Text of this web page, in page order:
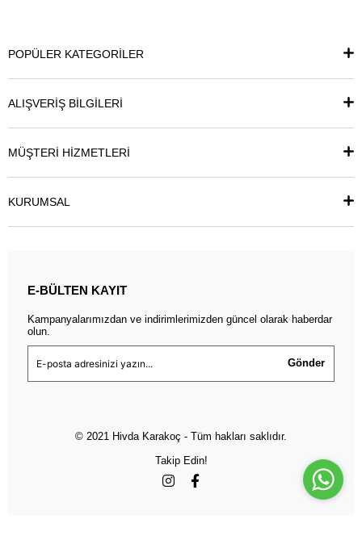
POPÜLER KATEGORİLER
ALIŞVERİŞ BİLGİLERİ
MÜŞTERİ HİZMETLERİ
KURUMSAL
E-BÜLTEN KAYIT
Kampanyalarımızdan ve indirimlerimizden güncel olarak haberdar
olun.
Gönder
© 2021 Hivda Karakoç - Tüm hakları saklıdır.
Takip Edin!